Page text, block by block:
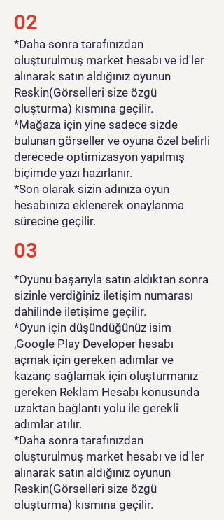
02
*Daha sonra tarafınızdan
oluşturulmuş market hesabı ve id'ler
alınarak satın aldığınız oyunun
Reskin(Görselleri size özgü
oluşturma) kısmına geçilir.
*Mağaza için yine sadece sizde
bulunan görseller ve oyuna özel belirli
derecede optimizasyon yapılmış
biçimde yazı hazırlanır.
*Son olarak sizin adınıza oyun
hesabınıza eklenerek onaylanma
sürecine geçilir.
03
*Oyunu başarıyla satın aldıktan sonra
sizinle verdiğiniz iletişim numarası
dahilinde iletişime geçilir.
*Oyun için düşündüğünüz isim
,Google Play Developer hesabı
açmak için gereken adımlar ve
kazanç sağlamak için oluşturmanız
gereken Reklam Hesabı konusunda
uzaktan bağlantı yolu ile gerekli
adımlar atılır.
*Daha sonra tarafınızdan
oluşturulmuş market hesabı ve id'ler
alınarak satın aldığınız oyunun
Reskin(Görselleri size özgü
oluşturma) kısmına geçilir.